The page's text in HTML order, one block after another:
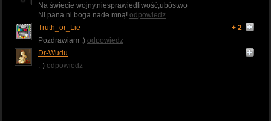
Na świecie wojny,niesprawiedliwość,ubóstwo
Ni pana ni boga nade mną! odpowiedz
Truth_or_Lie
+ 2
Pozdrawiam ;) odpowiedz
Dr-Wudu
:-) odpowiedz